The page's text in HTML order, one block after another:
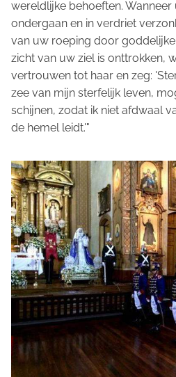
wereldlijke behoeften.
ondergaan en in verdriet
van uw roeping door
zicht van uw ziel is onttrokken,
vertrouwen tot haar en zeg:
zee van mijn sterfelijk leven,
schijnen, zodat ik niet afdwaal
de hemel leidt.'"